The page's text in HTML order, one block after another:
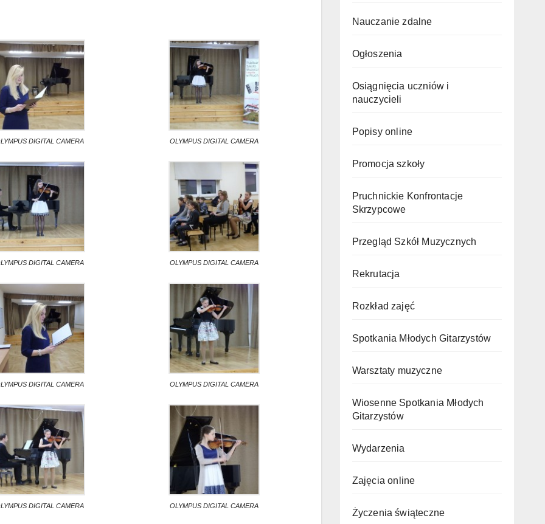
DIGITAL CAMERA OLYMPUS DIGITAL CAMERA
DIGITAL CAMERA OLYMPUS DIGITAL CAMERA
DIGITAL CAMERA OLYMPUS DIGITAL CAMERA
DIGITAL CAMERA OLYMPUS DIGITAL CAMERA
Nauczanie zdalne
Ogłoszenia
Osiągnięcia uczniów i
nauczycieli
Popisy online
Promocja szkoły
Pruchnickie Konfrontacje
Skrzypcowe
Przegląd Szkół Muzycznych
Rekrutacja
Rozkład zajęć
Spotkania Młodych Gitarzystów
Warsztaty muzyczne
Wiosenne Spotkania Młodych
Gitarzystów
Wydarzenia
Zajęcia online
Życzenia świąteczne